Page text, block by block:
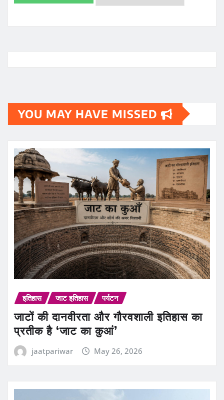
YOU MAY HAVE MISSED
इतिहास जाट इतिहास पर्यटन
जाटों की दानवीरता और गौरवशाली इतिहास का
प्रतीक है ‘जाट का कुआं’
jaatpariwar May 26, 2026